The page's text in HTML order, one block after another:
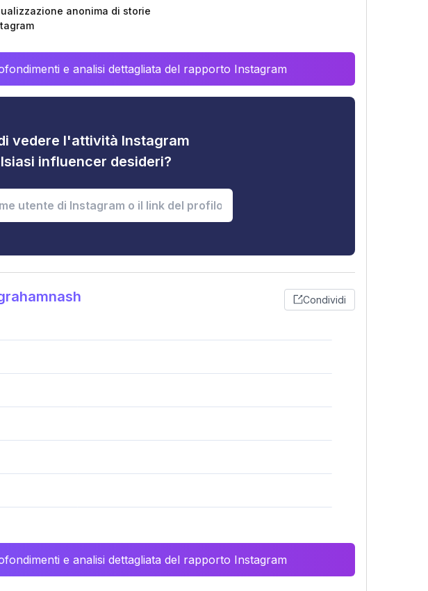
anonima di storie
e analisi dettagliata del rapporto Instagram
vedere l'attività Instagram
influencer desideri?
Condividi
e analisi dettagliata del rapporto Instagram